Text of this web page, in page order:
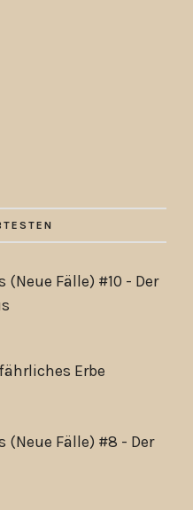
Fälle) #10 - Der
Erbe
(Neue Fälle) #8 - Der